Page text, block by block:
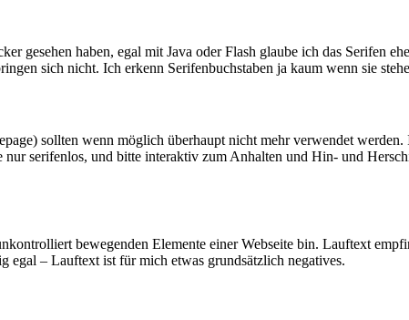
gesehen haben, egal mit Java oder Flash glaube ich das Serifen
sich nicht. Ich erkenn Serifenbuchstaben ja kaum wenn sie
sollten wenn möglich überhaupt nicht mehr verwendet
serifenlos, und bitte interaktiv zum Anhalten und Hin- und
bewegenden Elemente einer Webseite bin. Lauftext
– Lauftext ist für mich etwas grundsätzlich negatives.